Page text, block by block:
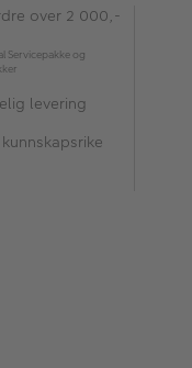
over 2 000,-
Servicepakke og
levering